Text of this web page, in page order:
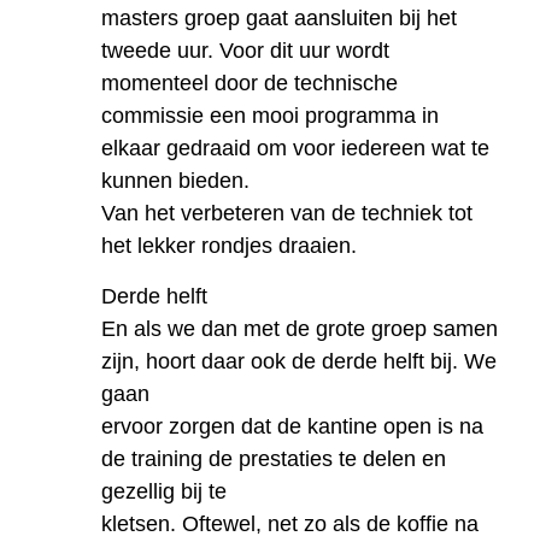
masters groep gaat aansluiten bij het
tweede uur. Voor dit uur wordt
momenteel door de technische
commissie een mooi programma in
elkaar gedraaid om voor iedereen wat te
kunnen bieden.
Van het verbeteren van de techniek tot
het lekker rondjes draaien.
Derde helft
En als we dan met de grote groep samen
zijn, hoort daar ook de derde helft bij. We
gaan
ervoor zorgen dat de kantine open is na
de training de prestaties te delen en
gezellig bij te
kletsen. Oftewel, net zo als de koffie na